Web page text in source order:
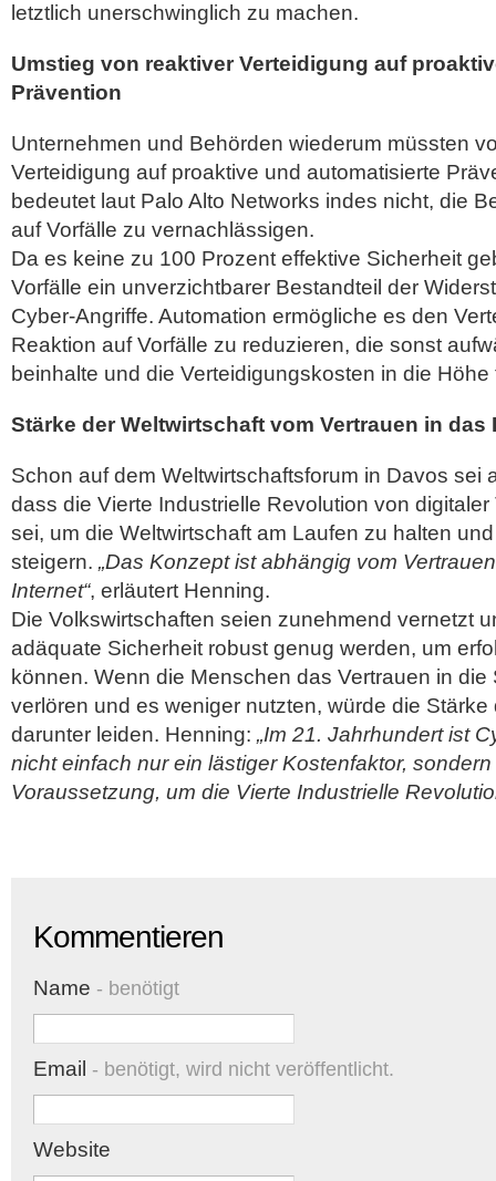
letztlich unerschwinglich zu machen.
Umstieg von reaktiver Verteidigung auf
Prävention
Unternehmen und Behörden wiederum müssten
Verteidigung auf proaktive und automatisierte
bedeutet laut Palo Alto Networks indes nicht, die
auf Vorfälle zu vernachlässigen.
Da es keine zu 100 Prozent effektive Sicherheit
Vorfälle ein unverzichtbarer Bestandteil der
Cyber-Angriffe. Automation ermögliche es den
Reaktion auf Vorfälle zu reduzieren, die sonst
beinhalte und die Verteidigungskosten in die Höhe
Stärke der Weltwirtschaft vom Vertrauen in das
Schon auf dem Weltwirtschaftsforum in Davos sei
dass die Vierte Industrielle Revolution von
sei, um die Weltwirtschaft am Laufen zu halten
steigern. „Das Konzept ist abhängig vom
Internet“, erläutert Henning.
Die Volkswirtschaften seien zunehmend vernetzt
adäquate Sicherheit robust genug werden, um
können. Wenn die Menschen das Vertrauen in
verlören und es weniger nutzten, würde die Stärke
darunter leiden. Henning: „Im 21. Jahrhundert ist
nicht einfach nur ein lästiger Kostenfaktor,
Voraussetzung, um die Vierte Industrielle
Kommentieren
Name - benötigt
Email - benötigt, wird nicht veröffentlicht.
Website